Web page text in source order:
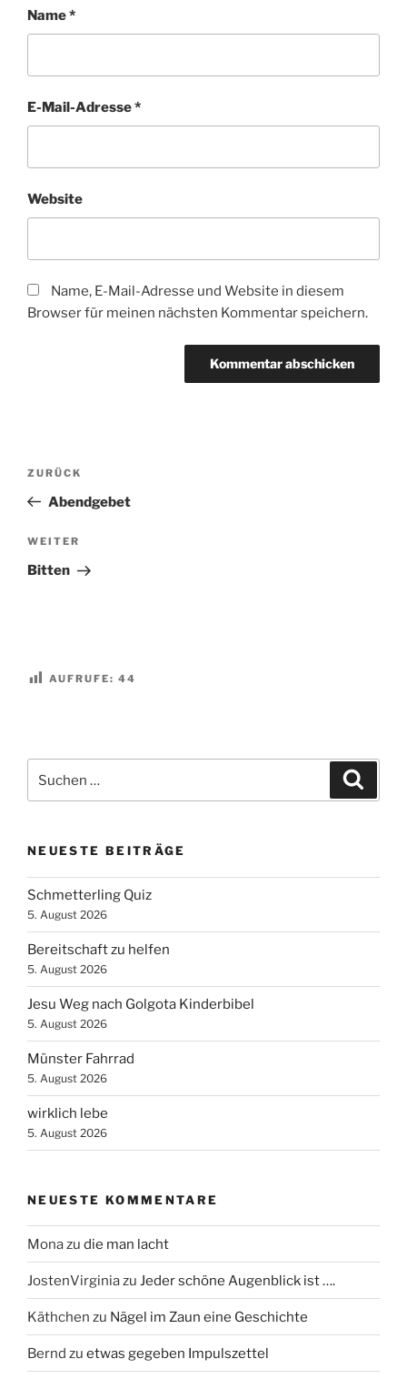
Name*
E-Mail-Adresse*
Website
Name, E-Mail-Adresse und Website in diesem
Browser für meinen nächsten Kommentar speichern.
Beitragsnavigation
Vorheriger
Beitrag
ZURÜCK
Abendgebet
Nächster
Beitrag
WEITER
Bitten
AUFRUFE: 44
nach:
NEUESTE BEITRÄGE
Schmetterling Quiz
5. August 2026
Bereitschaft zu helfen
5. August 2026
Jesu Weg nach Golgota Kinderbibel
5. August 2026
Münster Fahrrad
5. August 2026
wirklich lebe
5. August 2026
NEUESTE KOMMENTARE
Monazu die man lacht
JostenVirginiazu Jeder schöne Augenblick ist ….
Käthchen zu Nägel im Zaun eine Geschichte
Bernd zu etwas gegeben Impulszettel